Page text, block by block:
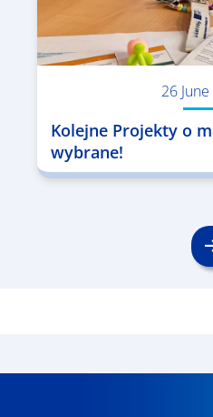
26
Kolejne Projekty o
wybrane!